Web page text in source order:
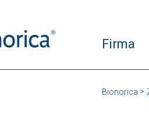
Firma
Bionorica